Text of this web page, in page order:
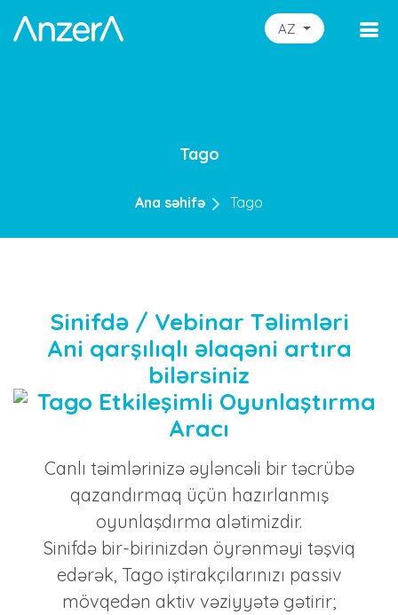
AZ
Tago
Ana səhifə Tago
Sinifdə / Vebinar Təlimləri
Ani qarşılıqlı əlaqəni artıra
bilərsiniz
Canlı təimlərinizə əyləncəli bir təcrübə
qazandırmaq üçün hazırlanmış
oyunlaşdırma alətimizdir.
Sinifdə bir-birinizdən öyrənməyi təşviq
edərək, Tago iştirakçılarınızı passiv
mövqedən aktiv vəziyyətə gətirir;